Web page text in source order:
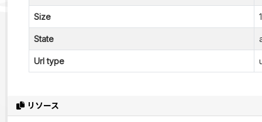
リソース
Size
State
Url type